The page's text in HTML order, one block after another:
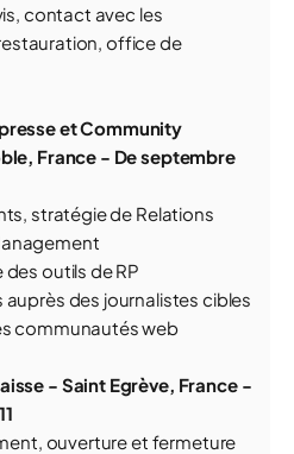
contact avec les
office de
et Community
France - De septembre
stratégie de Relations
outils de RP
des journalistes cibles
communautés web
- Saint Egrève, France -
ouverture et fermeture